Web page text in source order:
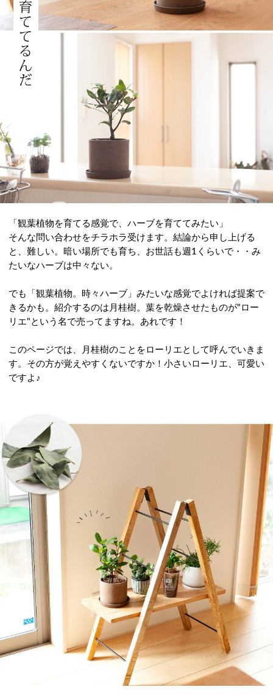
「観葉植物を育てる感覚で、ハーブを育ててみたい」
そんな問い合わせをチラホラ受けます。結論から申し上げる
と、難しい。暗い場所でも育ち、お世話も週1くらいで・・み
たいなハーブは中々ない。
でも「観葉植物。時々ハーブ」みたいな感覚でよければ提案で
きるかも。紹介するのは月桂樹。葉を乾燥させたものが"ロー
リエ"という名で売ってますね。あれです！
このページでは、月桂樹のことをローリエとして呼んでいきま
す。その方が覚えやすくないですか！小さいローリエ、可愛い
ですよ♪